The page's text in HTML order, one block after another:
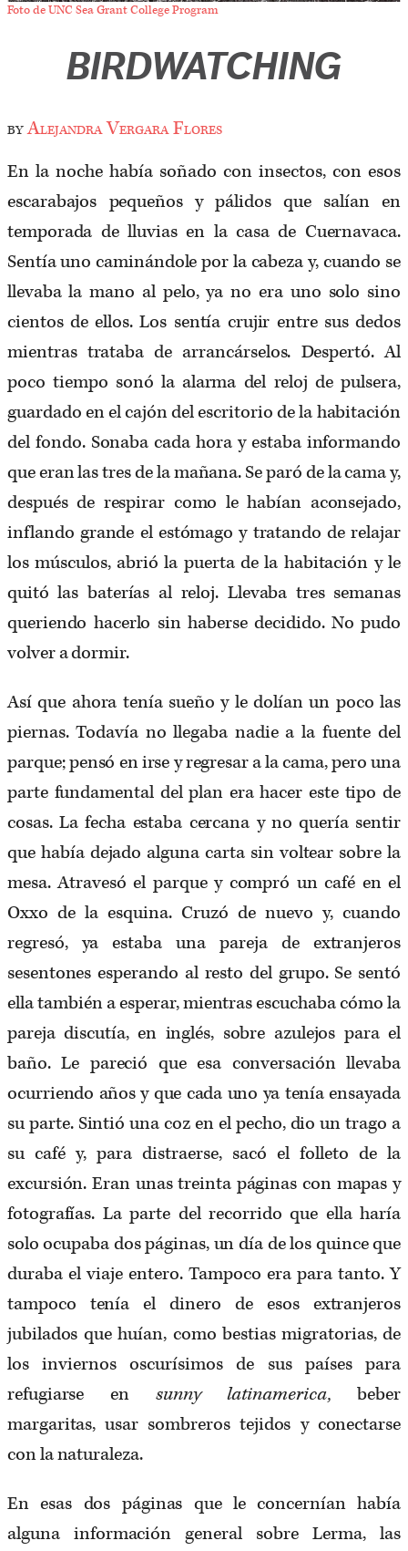
Foto de UNC Sea Grant College Program
BIRDWATCHING
byAlejandra Vergara Flores
En la noche había soñado con insectos, con esos
escarabajos pequeños y pálidos que salían en
temporada de lluvias en la casa de Cuernavaca.
Sentía uno caminándole por la cabeza y, cuando se
llevaba la mano al pelo, ya no era uno solo sino
cientos de ellos. Los sentía crujir entre sus dedos
mientras trataba de arrancárselos. Despertó. Al
poco tiempo sonó la alarma del reloj de pulsera,
guardado en el cajón del escritorio de la habitación
del fondo. Sonaba cada hora y estaba informando
que eran las tres de la mañana. Se paró de la cama y,
después de respirar como le habían aconsejado,
inflando grande el estómago y tratando de relajar
los músculos, abrió la puerta de la habitación y le
quitó las baterías al reloj. Llevaba tres semanas
queriendo hacerlo sin haberse decidido. No pudo
volver a dormir.
Así que ahora tenía sueño y le dolían un poco las
piernas. Todavía no llegaba nadie a la fuente del
parque; pensó en irse y regresar a la cama, pero una
parte fundamental del plan era hacer este tipo de
cosas. La fecha estaba cercana y no quería sentir
que había dejado alguna carta sin voltear sobre la
mesa. Atravesó el parque y compró un café en el
Oxxo de la esquina. Cruzó de nuevo y, cuando
regresó, ya estaba una pareja de extranjeros
sesentones esperando al resto del grupo. Se sentó
ella también a esperar, mientras escuchaba cómo la
pareja discutía, en inglés, sobre azulejos para el
baño. Le pareció que esa conversación llevaba
ocurriendo años y que cada uno ya tenía ensayada
su parte. Sintió una coz en el pecho, dio un trago a
su café y, para distraerse, sacó el folleto de la
excursión. Eran unas treinta páginas con mapas y
fotografías. La parte del recorrido que ella haría
solo ocupaba dos páginas, un día de los quince que
duraba el viaje entero. Tampoco era para tanto. Y
tampoco tenía el dinero de esos extranjeros
jubilados que huían, como bestias migratorias, de
los inviernos oscurísimos de sus países para
refugiarse en sunny latinamerica,beber
margaritas, usar sombreros tejidos y conectarse
con la naturaleza.
En esas dos páginas que le concernían había
alguna información general sobre Lerma, las